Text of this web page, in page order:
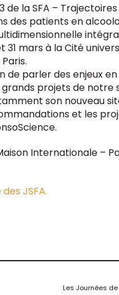
de la SFA –
des patients en
31 mars à la Cité
de parler des enjeux en
projets de notre
son nouveau
et les
Internationale –
JSFA.
Les Journées